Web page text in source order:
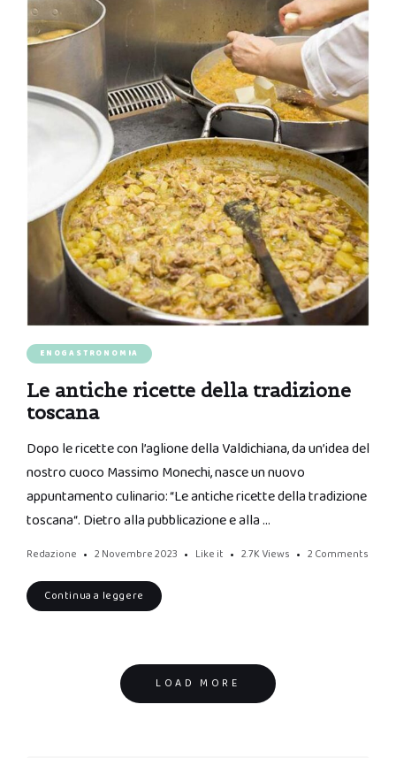
ENOGASTRONOMIA
Le antiche ricette della tradizione
toscana
Dopo le ricette con l’aglione della Valdichiana, da un’idea del
nostro cuoco Massimo Monechi, nasce un nuovo
appuntamento culinario: “Le antiche ricette della tradizione
toscana“. Dietro alla pubblicazione e alla …
Redazione 2 Novembre 2023 Like it 2.7K Views 2 Comments
Continua a leggere
navigation
LOAD MORE